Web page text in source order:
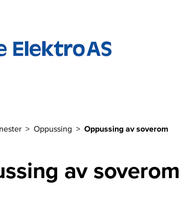
Oppussing Oppussing av soverom
av soverom